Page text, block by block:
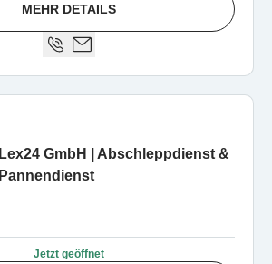
MEHR DETAILS
Lex24 GmbH | Abschleppdienst &
Pannendienst
Jetzt geöffnet